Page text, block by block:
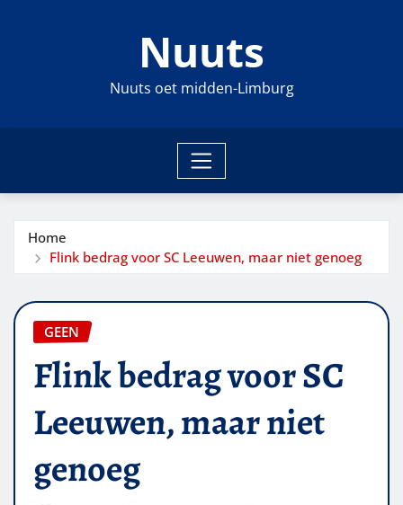
Nuuts
Nuuts oet midden-Limburg
Home
Flink bedrag voor SC Leeuwen, maar niet genoeg
GEEN
Flink bedrag voor SC
Leeuwen, maar niet
genoeg